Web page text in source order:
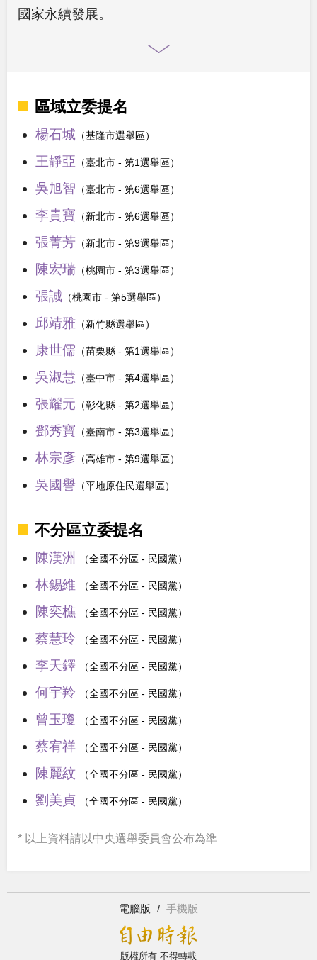
國家永續發展。
區域立委提名
楊石城 （基隆市選舉區）
王靜亞 （臺北市 - 第1選舉區）
吳旭智 （臺北市 - 第6選舉區）
李貴寶 （新北市 - 第6選舉區）
張菁芳 （新北市 - 第9選舉區）
陳宏瑞 （桃園市 - 第3選舉區）
張誠 （桃園市 - 第5選舉區）
邱靖雅 （新竹縣選舉區）
康世儒 （苗栗縣 - 第1選舉區）
吳淑慧 （臺中市 - 第4選舉區）
張耀元 （彰化縣 - 第2選舉區）
鄧秀寶 （臺南市 - 第3選舉區）
林宗彥 （高雄市 - 第9選舉區）
吳國譽 （平地原住民選舉區）
不分區立委提名
陳漢洲 （全國不分區 - 民國黨）
林錫維 （全國不分區 - 民國黨）
陳奕樵 （全國不分區 - 民國黨）
蔡慧玲 （全國不分區 - 民國黨）
李天鐸 （全國不分區 - 民國黨）
何宇羚 （全國不分區 - 民國黨）
曾玉瓊 （全國不分區 - 民國黨）
蔡宥祥 （全國不分區 - 民國黨）
陳麗紋 （全國不分區 - 民國黨）
劉美貞 （全國不分區 - 民國黨）
* 以上資料請以中央選舉委員會公布為準
電腦版 / 手機版
版權所有 不得轉載